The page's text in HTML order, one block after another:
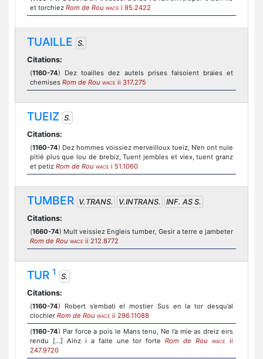
et torchiez Rom de Rou WACE i 95.2422
TUAILLE S.
Citations:
(1160-74) Dez toailles dez autels prises faisoient braies et
chemises Rom de Rou WACE ii 317.275
TUEIZ S.
Citations:
(1160-74) Dez hommes voissiez merveilloux tueiz, N’en ont nule
pitié plus que lou de brebiz, Tuent jembles et viex, tuent granz
et petiz Rom de Rou WACE i 51.1060
TUMBER V.TRANS. V.INTRANS.
INF. AS S.
Citations:
(1660-74) Mult veissiez Engleis tumber, Gesir a terre e jambeter
Rom de Rou WACE ii 212.8772
TUR 1
S.
Citations:
(1160-74) Robert s’embati el mostier Sus en la tor desqu’al
clochier Rom de Rou WACE ii 296.11088
(1160-74) Par force a pois le Mans tenu, Ne l’a mie as dreiz eirs
rendu [...] Ainz i a faite une tor forteRom de Rou WACE
ii
247.9720